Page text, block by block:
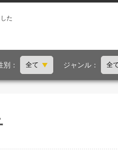
た
別： ジャンル：